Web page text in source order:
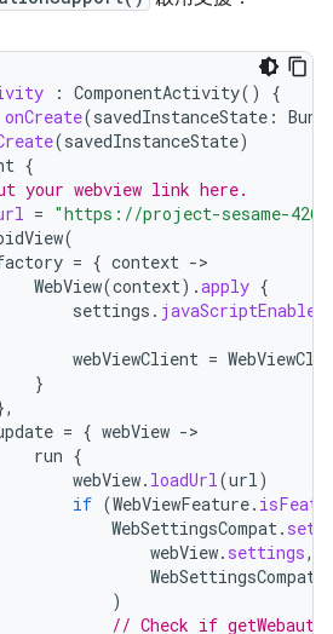
: ComponentActivity()
{
onCreate(savedInstanceState :
(savedInstanceState)
{
your webview link here.
= "https://project-sesame-
(
= { context -
WebView(context).apply {
settings . javaScriptEnabled
webViewClient =
}
= { webView -
run {
webView. loadUrl(url)
if (WebViewFeature.
WebSettingsCompat.
webView. settings,
WebSettingsCompat
)
// Check if